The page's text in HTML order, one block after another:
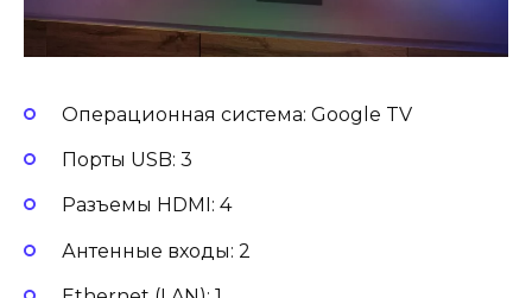
Операционная система: Google TV
Порты USB: 3
Разъемы HDMI: 4
Антенные входы: 2